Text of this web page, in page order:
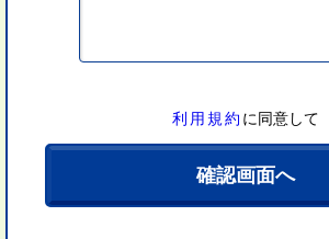
利用規約 に同意して
確認画面へ